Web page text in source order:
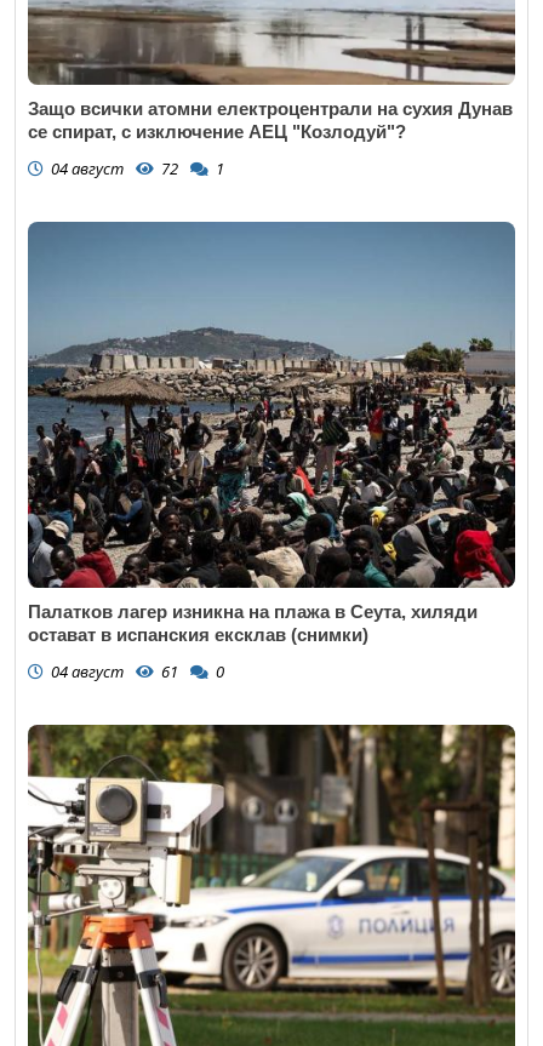
Защо всички атомни електроцентрали на сухия Дунав
се спират, с изключение АЕЦ "Козлодуй"?
04 август 72 1
Палатков лагер изникна на плажа в Сеута, хиляди
остават в испанския ексклав (снимки)
04 август 61 0